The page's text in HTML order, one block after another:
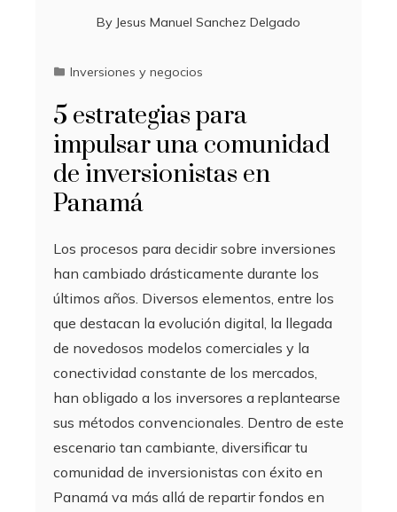
By Jesus Manuel Sanchez Delgado
Inversiones y negocios
5 estrategias para
impulsar una comunidad
de inversionistas en
Panamá
Los procesos para decidir sobre inversiones
han cambiado drásticamente durante los
últimos años. Diversos elementos, entre los
que destacan la evolución digital, la llegada
de novedosos modelos comerciales y la
conectividad constante de los mercados,
han obligado a los inversores a replantearse
sus métodos convencionales. Dentro de este
escenario tan cambiante, diversificar tu
comunidad de inversionistas con éxito en
Panamá va más allá de repartir fondos en